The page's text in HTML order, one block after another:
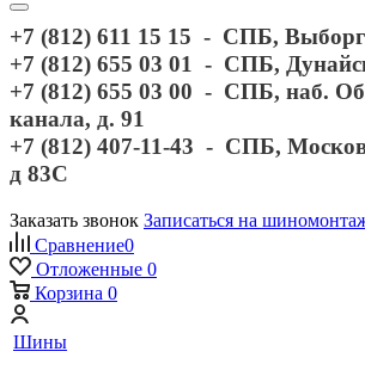
+7 (812) 611 15 15 - СПБ,
+7 (812) 655 03 01 - СПБ,
+7 (812) 655 03 00 - СПБ, наб.
канала, д. 91
+7 (812) 407-11-43 - СПБ,
д 83С
Заказать звонок Записаться на
Сравнение0
Отложенные 0
Корзина 0
Шины